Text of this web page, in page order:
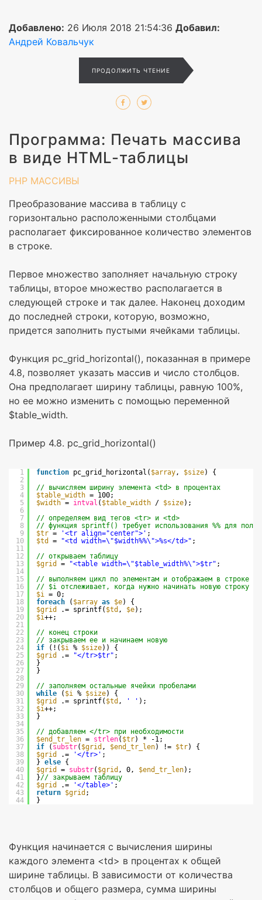
Добавлено: 26 Июля 2018 21:54:36 Добавил:
Андрей Ковальчук
ПРОДОЛЖИТЬ ЧТЕНИЕ
Программа: Печать массива
в виде HTML-таблицы
PHP МАССИВЫ
Преобразование массива в таблицу с
горизонтально расположенными столбцами
располагает фиксированное количество элементов
в строке.
Первое множество заполняет начальную строку
таблицы, второе множество располагается в
следующей строке и так далее. Наконец доходим
до последней строки, которую, возможно,
придется заполнить пустыми ячейками таблицы.
Функция pc_grid_horizontal(), показанная в примере
4.8, позволяет указать массив и число столбцов.
Она предполагает ширину таблицы, равную 100%,
но ее можно изменить с помощью переменной
$table_width.
Пример 4.8. pc_grid_horizontal()
1
2
3
4
5
6
7
8
9
10
11
12
13
14
15
16
17
18
19
20
21
22
23
24
25
26
27
28
29
30
31
32
33
34
35
36
37
38
39
40
41
42
43
44
function pc_grid_horizontal( $array, $size) {
// вычисляем ширину элемента <td> в процентах
$table_width = 100;
$width = intval ( $table_width / $size);
// определяем вид тегов <tr> и <td>
// функция sprintf() требует использования %% для
$tr = '<tr align="center">' ;
$td
= "<td width=\"$width%%\">%s</td>" ;
// открываем таблицу
$grid
= "<table width=\"$table_width%\">$tr" ;
// выполняем цикл по элементам и отображаем в строке
// $i отслеживает, когда нужно начинать новую строку
$i = 0;
foreach
( $array as $e) {
$grid
.= sprintf( $td , $e);
$i++;
// конец строки
// закрываем ее и начинаем новую
if
(!( $i % $size)) {
$grid
.= "</tr>$tr" ;
}
}
// заполняем остальные ячейки пробелами
while
( $i % $size) {
$grid
.= sprintf( $td , ' ' );
$i++;
}
// добавляем </tr> при необходимости
$end_tr_len = strlen( $tr) * -1;
if
( substr( $grid , $end_tr_len) != $tr) {
$grid
.= '</tr>' ;
} else {
$grid
= substr( $grid , 0, $end_tr_len);
}// закрываем таблицу
$grid
.= '</table>' ;
return $grid ;
}
Функция начинается с вычисления ширины
каждого элемента <td> в процентах к общей
ширине таблицы. В зависимости от количества
столбцов и общего размера, сумма ширины